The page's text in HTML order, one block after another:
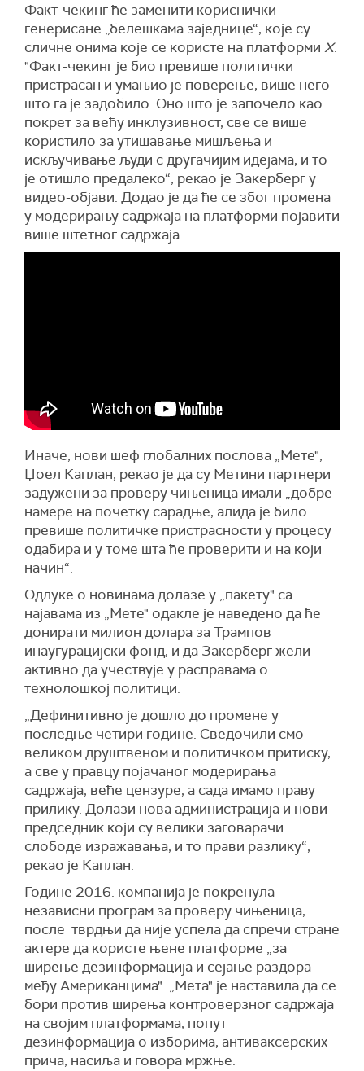
Фaкт-чекинг ће заменити кориснички
генерисане „белешкама заједнице“, које су
сличне онима које се користе на платформи X.
"Фaкт-чекинг је био превише политички
пристрасан и умањио је поверење, више него
што га је задобило. Оно што је започело као
покрет за већу инклузивност, све се више
користило за утишавање мишљења и
искључивање људи с другачијим идејама, и то
је отишло предалеко“, рекао је Закерберг у
видео-објави. Додао је да ће се због промена
у модерирању садржаја на платформи појавити
више штетног садржаја.
Иначе, нови шеф глобалних послова „Мете",
Џоел Каплан, рекао је да су Метини партнери
задужени за проверу чињеница имали „добре
намере на почетку сарадње, алида је било
превише политичке пристрасности у процесу
одабира и у томе шта ће проверити и на који
начин“.
Одлуке о новинама долазе у „пакету" са
најавама из „Мете" одакле је наведено да ће
донирати милион долара за Трампов
инаугурацијски фонд, и да Закерберг жели
активно да учествује у расправама о
технолошкој политици.
„Дефинитивно је дошло до промене у
последње четири године. Сведочили смо
великом друштвеном и политичком притиску,
а све у правцу појачаног модерирања
садржаја, веће цензуре, а сада имамо праву
прилику. Долази нова администрација и нови
председник који су велики заговарачи
слободе изражавања, и то прави разлику“,
рекао је Каплан.
Године 2016. компанија је покренула
независни програм за проверу чињеница,
после тврдњи да није успела да спречи стране
актере да користе њене платформе „за
ширење дезинформација и сејање раздора
међу Американцима". „Мета" је наставила да се
бори против ширења контроверзног садржаја
на својим платформама, попут
дезинформација о изборима, антиваксерских
прича, насиља и говора мржње.